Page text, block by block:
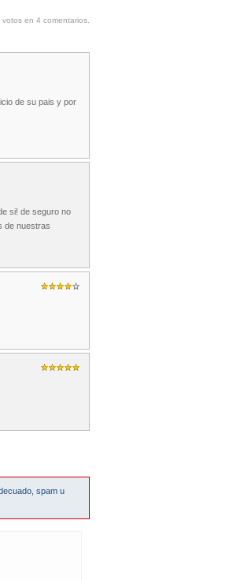
votos en 4 comentarios.
de su pais y por
si! de seguro no
de nuestras
spam u